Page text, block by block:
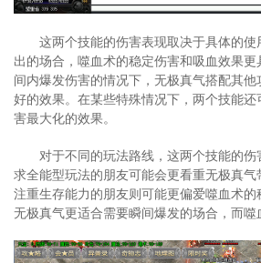
这两个技能的伤害表现取决于具体的
出的场合，噬血术的稳定伤害和吸血效果
间内爆发伤害的情况下，无极真气搭配其
好的效果。在某些特殊情况下，两个技能
害最大化的效果。
对于不同的玩法路线，这两个技能的伤
求全能型玩法的朋友可能会更看重无极真
注重生存能力的朋友则可能更偏爱噬血术的
无极真气更适合需要瞬间爆发的场合，而噬